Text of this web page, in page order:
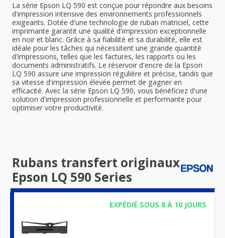
La série Epson LQ 590 est conçue pour répondre aux besoins
d'impression intensive des environnements professionnels
exigeants. Dotée d'une technologie de ruban matriciel, cette
imprimante garantit une qualité d'impression exceptionnelle
en noir et blanc. Grâce à sa fiabilité et sa durabilité, elle est
idéale pour les tâches qui nécessitent une grande quantité
d'impressions, telles que les factures, les rapports ou les
documents administratifs. Le réservoir d'encre de la Epson
LQ 590 assure une impression régulière et précise, tandis que
sa vitesse d'impression élevée permet de gagner en
efficacité. Avec la série Epson LQ 590, vous bénéficiez d'une
solution d'impression professionnelle et performante pour
optimiser votre productivité.
Rubans transfert originaux
Epson LQ 590 Series
EXPÉDIÉ SOUS 8 À 10 JOURS